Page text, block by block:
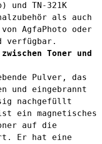
und TN-321K
als auch
AgfaPhoto oder
verfügbar.
Toner und
Pulver, das
und eingebrannt
nachgefüllt
ein magnetisches
auf die
Er hat eine